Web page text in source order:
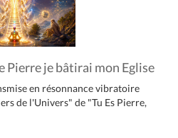
Pierre je bâtirai mon Eglise
en résonnance vibratoire
de l'Univers" de "Tu Es Pierre,